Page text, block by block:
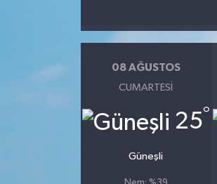
08 AĞUSTOS
CUMARTESI
25°
Güneşli